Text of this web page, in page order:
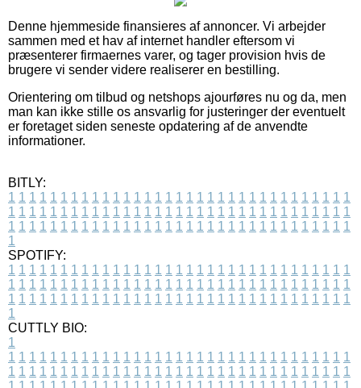
Denne hjemmeside finansieres af annoncer. Vi arbejder
sammen med et hav af internet handler eftersom vi
præsenterer firmaernes varer, og tager provision hvis de
brugere vi sender videre realiserer en bestilling.
Orientering om tilbud og netshops ajourføres nu og da, men
man kan ikke stille os ansvarlig for justeringer der eventuelt
er foretaget siden seneste opdatering af de anvendte
informationer.
BITLY:
1 1 1 1 1 1 1 1 1 1 1 1 1 1 1 1 1 1 1 1 1 1 1 1 1 1 1 1 1 1 1 1 1
1 1 1 1 1 1 1 1 1 1 1 1 1 1 1 1 1 1 1 1 1 1 1 1 1 1 1 1 1 1 1 1 1
1 1 1 1 1 1 1 1 1 1 1 1 1 1 1 1 1 1 1 1 1 1 1 1 1 1 1 1 1 1 1 1 1
1
SPOTIFY:
1 1 1 1 1 1 1 1 1 1 1 1 1 1 1 1 1 1 1 1 1 1 1 1 1 1 1 1 1 1 1 1 1
1 1 1 1 1 1 1 1 1 1 1 1 1 1 1 1 1 1 1 1 1 1 1 1 1 1 1 1 1 1 1 1 1
1 1 1 1 1 1 1 1 1 1 1 1 1 1 1 1 1 1 1 1 1 1 1 1 1 1 1 1 1 1 1 1 1
1
CUTTLY BIO:
1
1 1 1 1 1 1 1 1 1 1 1 1 1 1 1 1 1 1 1 1 1 1 1 1 1 1 1 1 1 1 1 1 1
1 1 1 1 1 1 1 1 1 1 1 1 1 1 1 1 1 1 1 1 1 1 1 1 1 1 1 1 1 1 1 1 1